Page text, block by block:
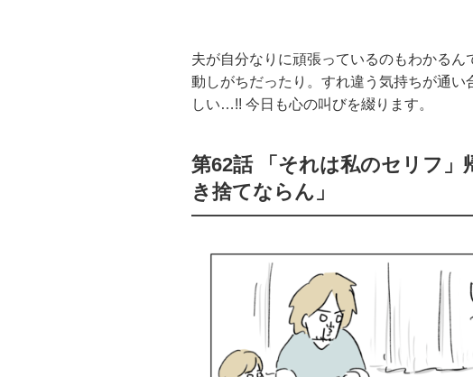
夫が自分なりに頑張っているのもわかる
動しがちだったり。すれ違う気持ちが通
しい…!! 今日も心の叫びを綴ります。
第62話 「それは私のセリフ」
き捨てならん」